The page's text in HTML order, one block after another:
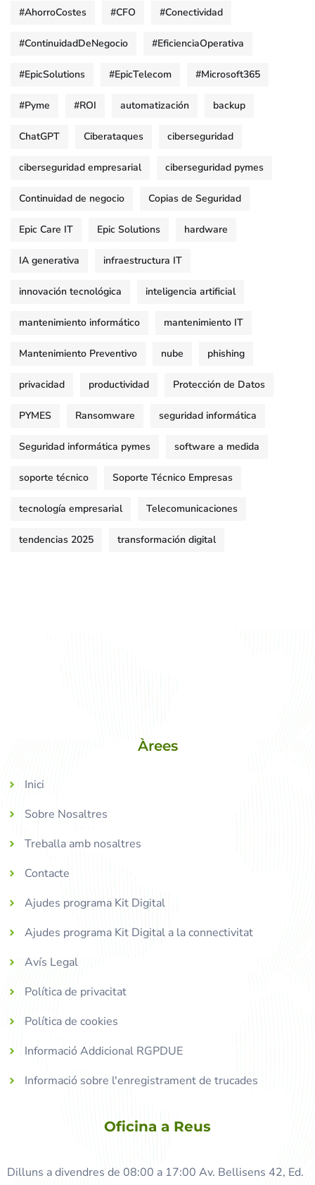
#AhorroCostes #CFO #Conectividad
#ContinuidadDeNegocio #EficienciaOperativa
#EpicSolutions #EpicTelecom #Microsoft365
#Pyme #ROI automatización backup
ChatGPT Ciberataques ciberseguridad
ciberseguridad empresarial ciberseguridad pymes
Continuidad de negocio Copias de Seguridad
Epic Care IT Epic Solutions hardware
IA generativa infraestructura IT
innovación tecnológica inteligencia artificial
mantenimiento informático mantenimiento IT
Mantenimiento Preventivo nube phishing
privacidad productividad Protección de Datos
PYMES Ransomware seguridad informática
Seguridad informática pymes software a medida
soporte técnico Soporte Técnico Empresas
tecnología empresarial Telecomunicaciones
tendencias 2025 transformación digital
Àrees
Inici
Sobre Nosaltres
Treballa amb nosaltres
Contacte
Ajudes programa Kit Digital
Ajudes programa Kit Digital a la connectivitat
Avís Legal
Política de privacitat
Política de cookies
Informació Addicional RGPDUE
Informació sobre l'enregistrament de trucades
Oficina a Reus
Dilluns a divendres de 08:00 a 17:00 Av. Bellisens 42, Ed.